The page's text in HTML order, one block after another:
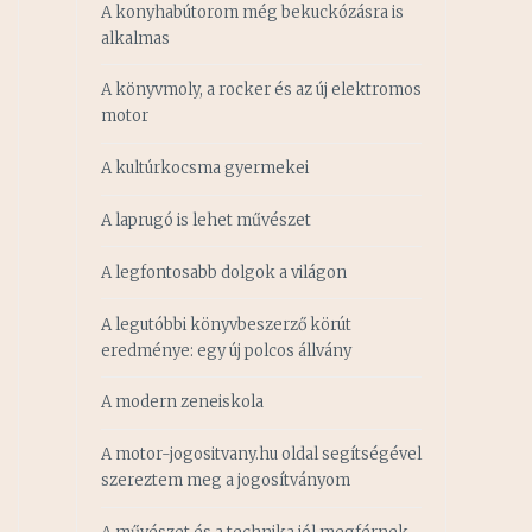
A konyhabútorom még bekuckózásra is
alkalmas
A könyvmoly, a rocker és az új elektromos
motor
A kultúrkocsma gyermekei
A laprugó is lehet művészet
A legfontosabb dolgok a világon
A legutóbbi könyvbeszerző körút
eredménye: egy új polcos állvány
A modern zeneiskola
A motor-jogositvany.hu oldal segítségével
szereztem meg a jogosítványom